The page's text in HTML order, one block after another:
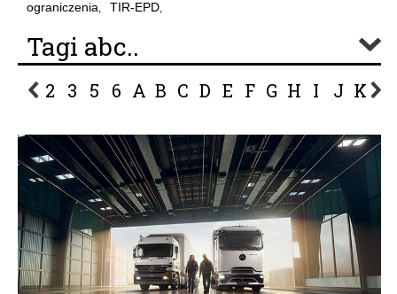
ograniczenia, TIR-EPD,
Tagi abc..
2 3 5 6 A B C D E F G H I J K L